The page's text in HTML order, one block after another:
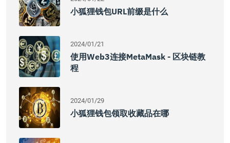
小狐狸钱包URL前缀是什么
2024/01/21
使用Web3连接MetaMask - 区块链教
程
2024/01/29
小狐狸钱包领取收藏品在哪